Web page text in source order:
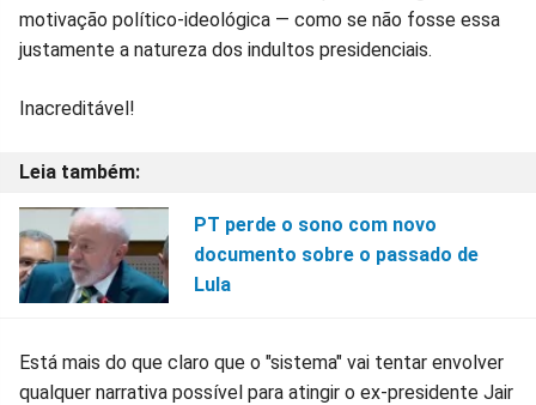
motivação político-ideológica — como se não fosse essa
justamente a natureza dos indultos presidenciais.
Inacreditável!
PT perde o sono com novo
documento sobre o passado de
Lula
Está mais do que claro que o "sistema" vai tentar envolver
qualquer narrativa possível para atingir o ex-presidente Jair